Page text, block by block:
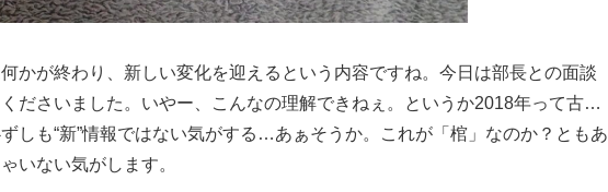
かが終わり、新しい変化を迎えるという内容ですね。今日は部長との面談
ださいました。いやー、こんなの理解できねぇ。というか2018年って古…
しも“新”情報ではない気がする…あぁそうか。これが「棺」なのか？ともあ
いない気がします。